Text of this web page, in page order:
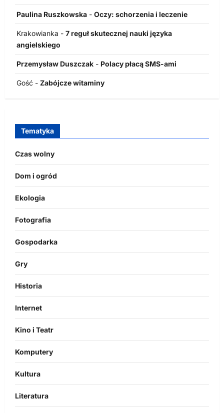
Paulina Ruszkowska - Oczy: schorzenia i leczenie
Krakowianka - 7 reguł skutecznej nauki języka
angielskiego
Przemysław Duszczak - Polacy płacą SMS-ami
Gość - Zabójcze witaminy
Tematyka
Czas wolny
Dom i ogród
Ekologia
Fotografia
Gospodarka
Gry
Historia
Internet
Kino i Teatr
Komputery
Kultura
Literatura